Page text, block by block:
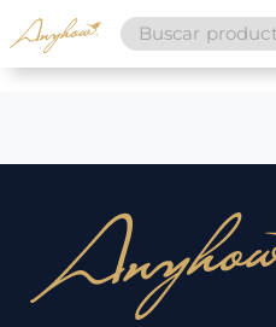
Search
for:
Nosotros
Catálogo